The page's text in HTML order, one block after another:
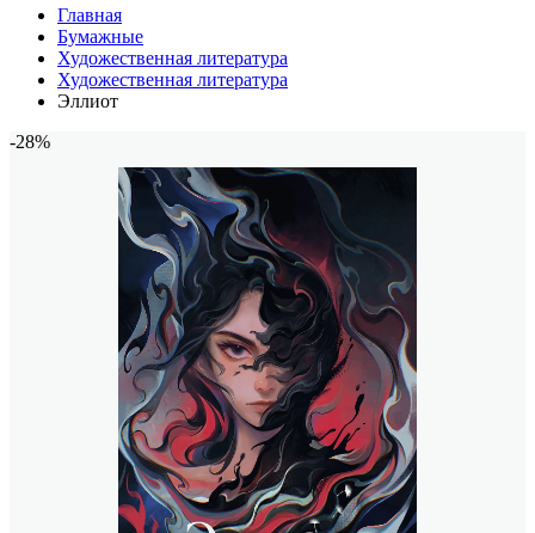
Главная
Бумажные
Художественная литература
Художественная литература
Эллиот
-28%